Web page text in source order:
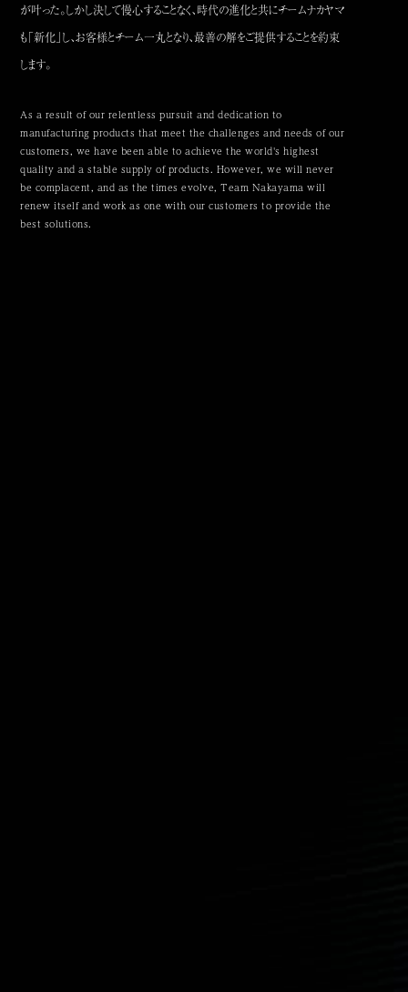
が叶った。しかし決して慢心することなく、時代の進化と共にチームナカヤマ
も「新化」し、お客様とチーム一丸となり、最善の解をご提供することを約束
します。
As a result of our relentless pursuit and dedication to
manufacturing products that meet the challenges and needs of our
customers, we have been able to achieve the world's highest
quality and a stable supply of products. However, we will never
be complacent, and as the times evolve,Team Nakayama will
renew itself and work as one with our customers to provide the
best solutions.